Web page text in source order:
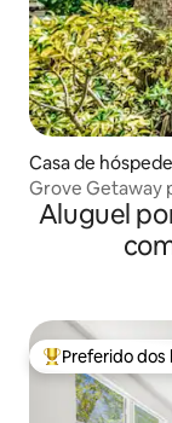
Casa de
Grove Getaway
piscina!
Aluguel
Entre os
Preferido dos